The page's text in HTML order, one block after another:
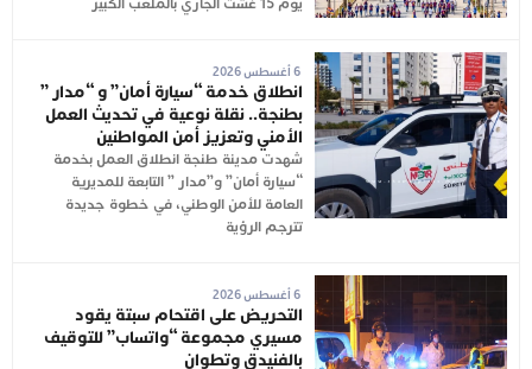
6 أغسطس 2026
انطلاق خدمة “سيارة أمان” و “مدار ”
بطنجة.. نقلة نوعية في تحديث العمل
الأمني وتعزيز أمن المواطنين
شهدت مدينة طنجة انطلاق العمل بخدمة
“سيارة أمان” و”مدار ” التابعة للمديرية
العامة للأمن الوطني، في خطوة جديدة
تترجم الرؤية
6 أغسطس 2026
التحريض على اقتحام سبتة يقود
مسيري مجموعة “واتساب” للتوقيف
بالفنيدق وتطوان